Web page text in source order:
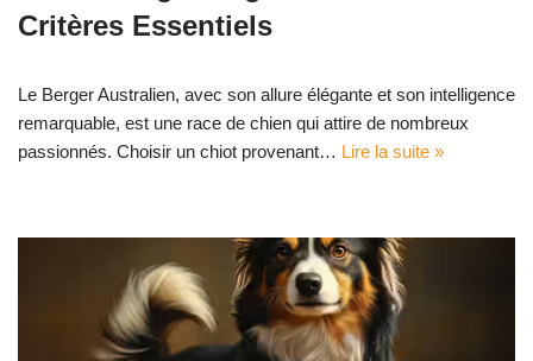
Critères Essentiels
Le Berger Australien, avec son allure élégante et son intelligence
remarquable, est une race de chien qui attire de nombreux
passionnés. Choisir un chiot provenant… Lire la suite »